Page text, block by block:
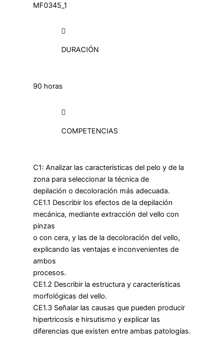
MF0345_1
DURACIÓN
90 horas
COMPETENCIAS
C1: Analizar las características del pelo y de la
zona para seleccionar la técnica de
depilación o decoloración más adecuada.
CE1.1 Describir los efectos de la depilación
mecánica, mediante extracción del vello con
pinzas
o con cera, y las de la decoloración del vello,
explicando las ventajas e inconvenientes de
ambos
procesos.
CE1.2 Describir la estructura y características
morfológicas del vello.
CE1.3 Señalar las causas que pueden producir
hipertricosis e hirsutismo y explicar las
diferencias que existen entre ambas patologías.